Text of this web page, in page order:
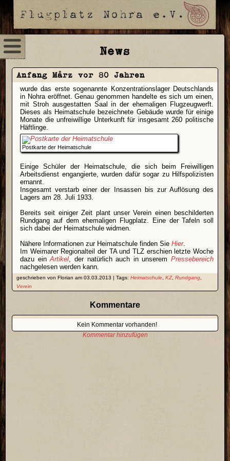
News
Anfang März vor 80 Jahren
wurde das erste sogenannte Konzentrationslager Deutschlands
in Nohra eröffnet. Genau genommen handelte es sich um einen,
mit Stroh ausgestatten Saal in der ehemaligen Flugzeugwerft.
Dieses als Heimatschule bezeichnete Gebäude wurde für einige
Monate die unfreiwillige Unterkunft für insgesamt 260 politische
Häftlinge.
Postkarte der Heimatschule
Einige Schüler der Heimatschule, die sich beim Freiwilligen
Arbeitsdienst engangierte, wurden dafür sogar zu Hilfspolizisten
ernannt.
Insgesamt verstarb einer der Insassen bis zur Auflösung des
Lagers am 28. Juli 1933.
Bereits seit einiger Zeit plant unser Verein einen beschilderten
Rundgang auf dem ehemaligen Flugplatz. Eine der Tafeln soll
sich dabei der Heimatschule widmen.
Nähere Informationen zur Heimatschule finden Sie Hier.
Im Weimarer Regionalteil der TA und TLZ erschien letzte Woche
dazu einArtikel , der natürlich auch in unserem Pressebereich
nachgelesen werden kann.
geschrieben von Florian am 03.03.2013 | Tags: Heimatschule KZ, Rundgang
Verein
Kommentare
Kein Kommentar vorhanden!
Kommentar hinzufügen